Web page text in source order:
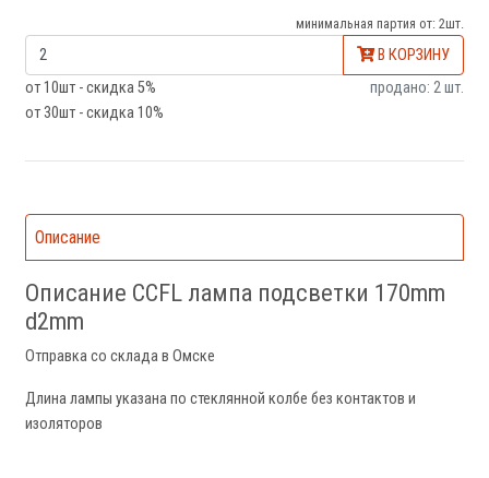
минимальная партия от: 2шт.
В КОРЗИНУ
от 10шт - скидка 5%
от 30шт - скидка 10%
продано: 2 шт.
Описание
Описание CCFL лампа подсветки 170mm
d2mm
Отправка со склада в Омске
Длина лампы указана по стеклянной колбе без контактов и
изоляторов